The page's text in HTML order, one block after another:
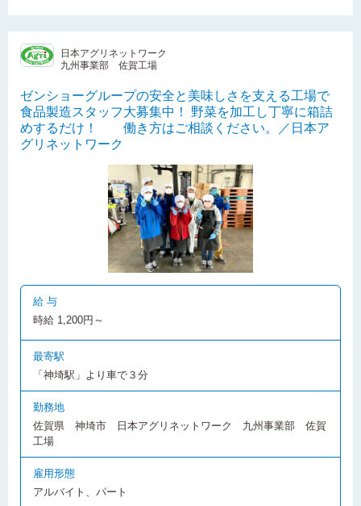
日本アグリネットワーク
九州事業部 佐賀工場
ゼンショーグループの安全と美味しさを支える工場で
食品製造スタッフ大募集中！ 野菜を加工し丁寧に箱詰
めするだけ！ 働き方はご相談ください。／日本ア
グリネットワーク
給 与
時給 1,200円～
最寄駅
「神埼駅」より車で３分
勤務地
佐賀県 神埼市 日本アグリネットワーク 九州事業部 佐賀
工場
雇用形態
アルバイト、パート